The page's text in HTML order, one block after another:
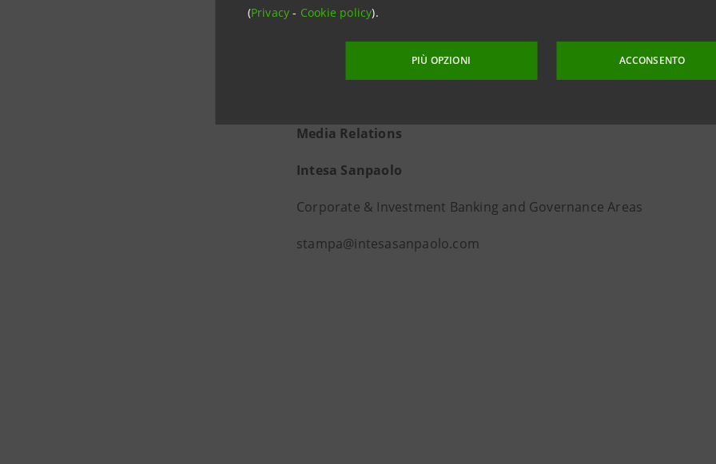
(Privacy- Cookie policy).
PIÙ OPZIONI ACCONSENTO
Sanpaolo, al primo strumento di finanziamento ESG linked dedicato ai
per orientare gli investimenti sottostanti verso criteri di sostenibilità
produttivo e per la sua competitività.”
Media Relations
Intesa Sanpaolo
Corporate & Investment Banking and Governance Areas
stampa@intesasanpaolo.com